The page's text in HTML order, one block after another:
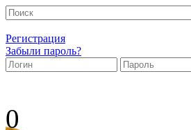
Регистрация
Забыли пароль?
0